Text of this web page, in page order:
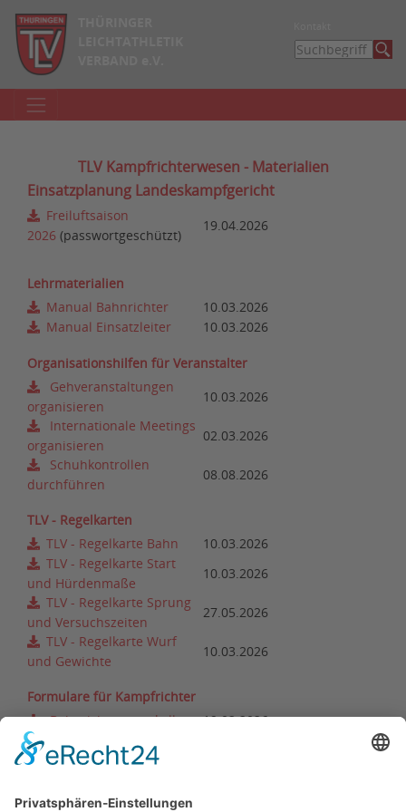
TLV Kampfrichterwesen - Materialien
Einsatzplanung Landeskampfgericht
Freiluftsaison
2026 (passwortgeschützt)
19.04.2026
Lehrmaterialien
Manual Bahnrichter
10.03.2026
Manual Einsatzleiter
10.03.2026
Organisationshilfen für Veranstalter
Gehveranstaltungen
organisieren
10.03.2026
Internationale Meetings
organisieren
02.03.2026
Schuhkontrollen
durchführen
08.08.2026
TLV - Regelkarten
TLV - Regelkarte Bahn
10.03.2026
TLV - Regelkarte Start
und Hürdenmaße
10.03.2026
TLV - Regelkarte Sprung
und Versuchszeiten
27.05.2026
TLV - Regelkarte Wurf
und Gewichte
10.03.2026
Formulare für Kampfrichter
Bahnrichterprotokoll
19.02.2026
Wechselrichterprotokoll
Einsatzleiters